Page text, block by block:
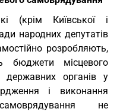
(крім Київської і
народних депутатів
розробляють,
бюджети місцевого
державних органів у
і виконання
не